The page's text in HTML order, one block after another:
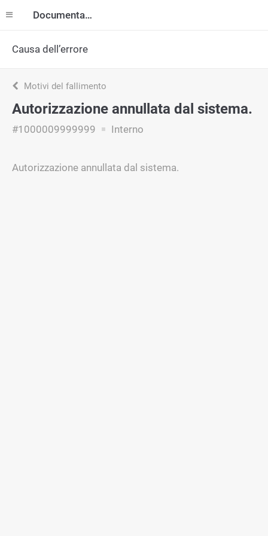
Documentazione
Causa dell’errore
Motivi del fallimento
Autorizzazione annullata dal sistema.
#1000009999999 Interno
Autorizzazione annullata dal sistema.